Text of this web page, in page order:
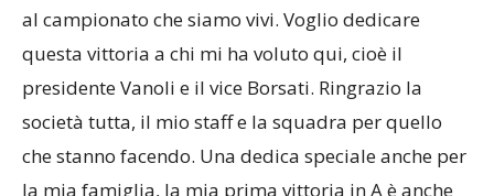
al campionato che siamo vivi. Voglio dedicare
questa vittoria a chi mi ha voluto qui, cioè il
presidente Vanoli e il vice Borsati. Ringrazio la
società tutta, il mio staff e la squadra per quello
che stanno facendo. Una dedica speciale anche per
la mia famiglia, la mia prima vittoria in A è anche